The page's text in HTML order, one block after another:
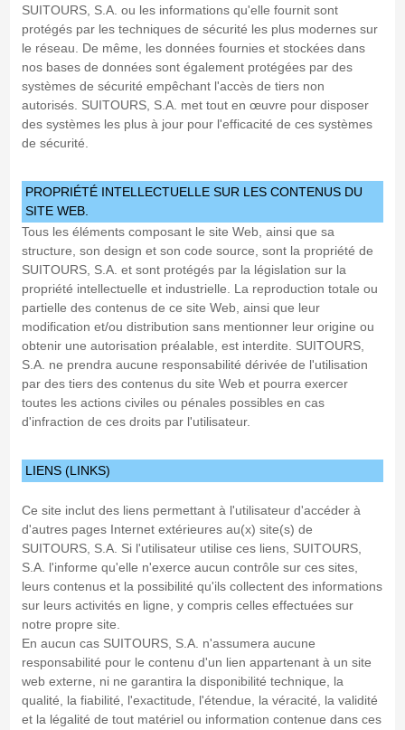
SUITOURS, S.A. ou les informations qu'elle fournit sont
protégés par les techniques de sécurité les plus modernes sur
le réseau. De même, les données fournies et stockées dans
nos bases de données sont également protégées par des
systèmes de sécurité empêchant l'accès de tiers non
autorisés. SUITOURS, S.A. met tout en œuvre pour disposer
des systèmes les plus à jour pour l'efficacité de ces systèmes
de sécurité.
PROPRIÉTÉ INTELLECTUELLE SUR LES CONTENUS DU
SITE WEB.
Tous les éléments composant le site Web, ainsi que sa
structure, son design et son code source, sont la propriété de
SUITOURS, S.A. et sont protégés par la législation sur la
propriété intellectuelle et industrielle. La reproduction totale ou
partielle des contenus de ce site Web, ainsi que leur
modification et/ou distribution sans mentionner leur origine ou
obtenir une autorisation préalable, est interdite. SUITOURS,
S.A. ne prendra aucune responsabilité dérivée de l'utilisation
par des tiers des contenus du site Web et pourra exercer
toutes les actions civiles ou pénales possibles en cas
d'infraction de ces droits par l'utilisateur.
LIENS (LINKS)
Ce site inclut des liens permettant à l'utilisateur d'accéder à
d'autres pages Internet extérieures au(x) site(s) de
SUITOURS, S.A. Si l'utilisateur utilise ces liens, SUITOURS,
S.A. l'informe qu'elle n'exerce aucun contrôle sur ces sites,
leurs contenus et la possibilité qu'ils collectent des informations
sur leurs activités en ligne, y compris celles effectuées sur
notre propre site.
En aucun cas SUITOURS, S.A. n'assumera aucune
responsabilité pour le contenu d'un lien appartenant à un site
web externe, ni ne garantira la disponibilité technique, la
qualité, la fiabilité, l'exactitude, l'étendue, la véracité, la validité
et la légalité de tout matériel ou information contenue dans ces